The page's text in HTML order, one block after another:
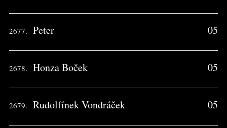
2677. Peter 05
2678. Honza Boček 05
2679. Rudolfínek Vondráček 05